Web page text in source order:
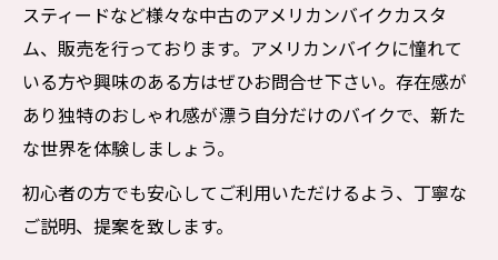
スティードなど様々な中古のアメリカンバイクカスタ
ム、販売を行っております。アメリカンバイクに憧れて
いる方や興味のある方はぜひお問合せ下さい。存在感が
あり独特のおしゃれ感が漂う自分だけのバイクで、新た
な世界を体験しましょう。
初心者の方でも安心してご利用いただけるよう、丁寧な
ご説明、提案を致します。